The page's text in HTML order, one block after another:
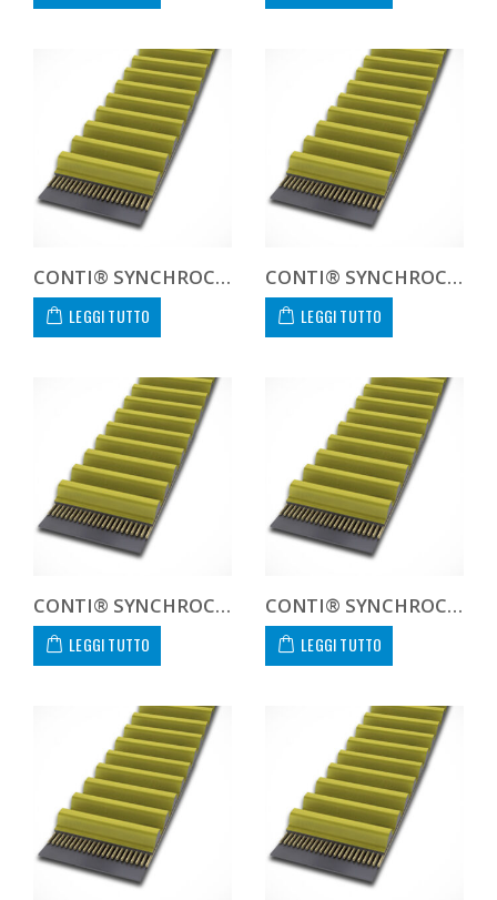
CONTI® SYNCHROCHAIN CTD 8M 1000 21
LEGGI TUTTO
CONTI® SYNCHROCHAIN CTD 8M 1040 21
LEGGI TUTTO
CONTI® SYNCHROCHAIN CTD 8M 1120 21
LEGGI TUTTO
CONTI® SYNCHROCHAIN CTD 8M 1200 21
LEGGI TUTTO